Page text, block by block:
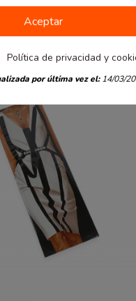
Aceptar
Política de privacidad y
por última vez el:14/03/